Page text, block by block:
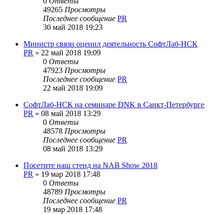
49265 Просмотры
Последнее сообщение PR
30 май 2018 19:23
Министр связи оценил деятельность СофтЛаб-НСК
PR » 22 май 2018 19:09
0 Ответы
47923 Просмотры
Последнее сообщение PR
22 май 2018 19:09
СофтЛаб-НСК на семинаре DNK в Санкт-Петербурге
PR » 08 май 2018 13:29
0 Ответы
48578 Просмотры
Последнее сообщение PR
08 май 2018 13:29
Посетите наш стенд на NAB Show 2018
PR » 19 мар 2018 17:48
0 Ответы
48789 Просмотры
Последнее сообщение PR
19 мар 2018 17:48